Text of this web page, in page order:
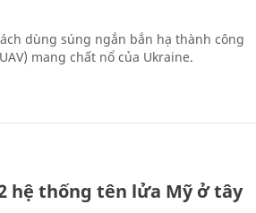
dùng súng ngắn bắn hạ thành công
mang chất nổ của Ukraine.
hệ thống tên lửa Mỹ ở tây